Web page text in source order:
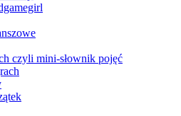
czyli mini-słownik pojęć